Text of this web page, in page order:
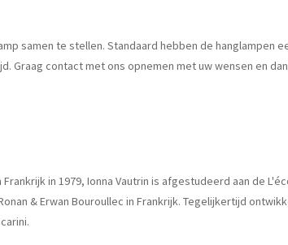
samen te stellen. Standaard hebben de hanglampen
Graag contact met ons opnemen met uw wensen en
in 1979, Ionna Vautrin is afgestudeerd aan de
& Erwan Bouroullec in Frankrijk. Tegelijkertijd